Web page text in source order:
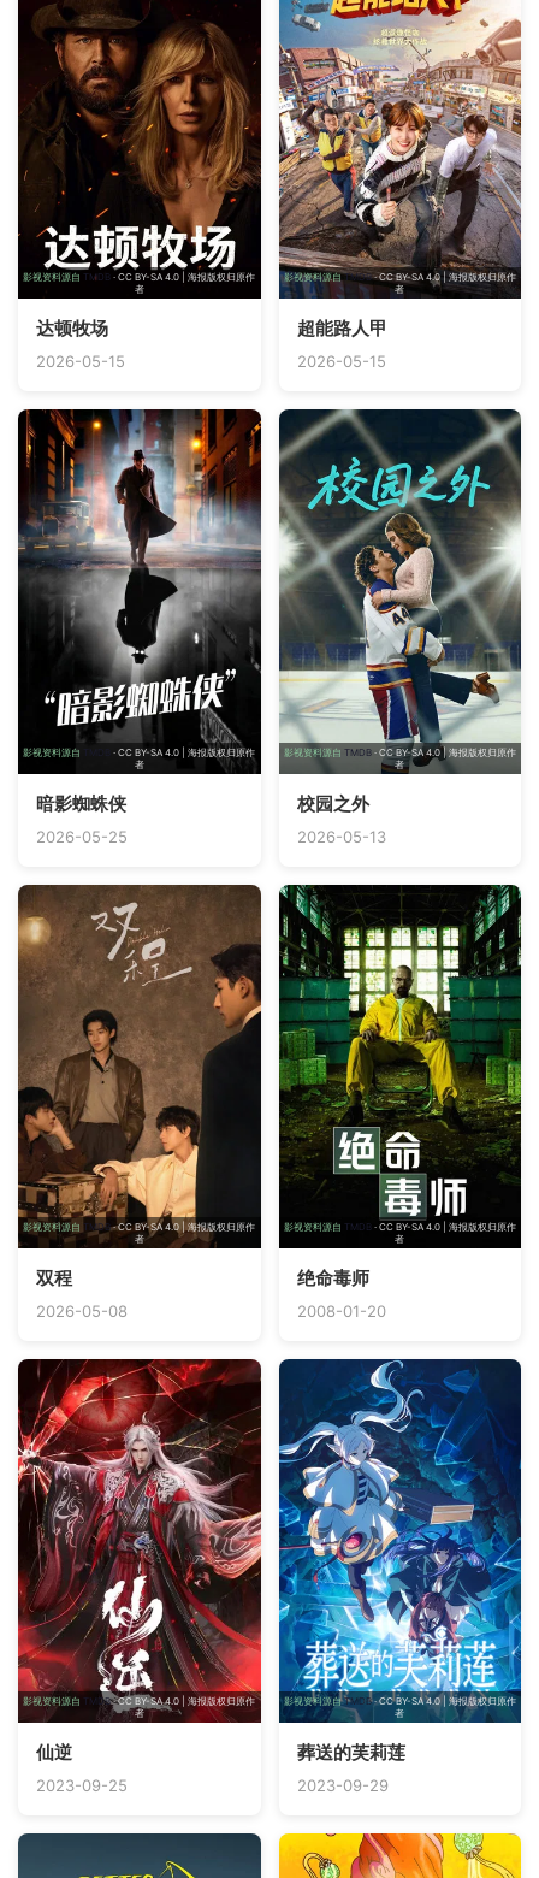
影视资料源自 TMDB · CC BY-SA 4.0 | 海报版权归原作
者
达顿牧场
2026-05-15
影视资料源自TMDB· CC BY-SA 4.0 | 海报版权归原作
者
超能路人甲
2026-05-15
影视资料源自 TMDB
· CC BY-SA 4.0 | 海报版权归原作
者
暗影蜘蛛侠
2026-05-25
影视资料源自 TMDB· CC BY-SA 4.0 | 海报版权归原作
者
校园之外
2026-05-13
影视资料源自 TMDB· CC BY-SA 4.0 | 海报版权归原作
者
双程
2026-05-08
影视资料源自 TMDB· CC BY-SA 4.0 | 海报版权归原作
者
绝命毒师
2008-01-20
影视资料源自 TMDB· CC BY-SA 4.0 | 海报版权归原作
者
仙逆
2023-09-25
影视资料源自TMDB· CC BY-SA 4.0 | 海报版权归原作
者
葬送的芙莉莲
2023-09-29